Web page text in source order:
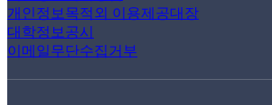
개인정보목적외 이용제공대장
대학정보공시
이메일무단수집거부